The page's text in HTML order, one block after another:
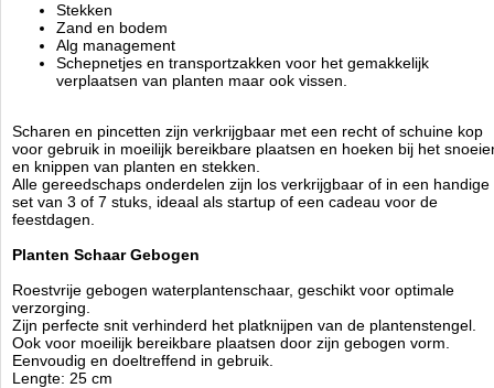
Stekken
Zand en bodem
Alg management
Schepnetjes en transportzakken voor het gemakkelijk
verplaatsen van planten maar ook vissen.
Scharen en pincetten zijn verkrijgbaar met een recht of schuine kop
voor gebruik in moeilijk bereikbare plaatsen en hoeken bij het
en knippen van planten en stekken.
Alle gereedschaps onderdelen zijn los verkrijgbaar of in een handige
set van 3 of 7 stuks, ideaal als startup of een cadeau voor de
feestdagen.
Planten Schaar Gebogen
Roestvrije gebogen waterplantenschaar, geschikt voor optimale
verzorging.
Zijn perfecte snit verhinderd het platknijpen van de plantenstengel.
Ook voor moeilijk bereikbare plaatsen door zijn gebogen vorm.
Eenvoudig en doeltreffend in gebruik.
Lengte: 25 cm